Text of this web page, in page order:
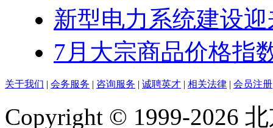
新型电力系统建设迎
7月大宗商品价格指
关于我们 | 会务服务 | 咨询服务 | 诚聘英才 | 相关法律 | 会员注册
Copyright © 1999-2026